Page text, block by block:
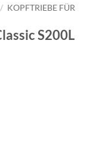
/ KOPFTRIEBE FÜR
S200L